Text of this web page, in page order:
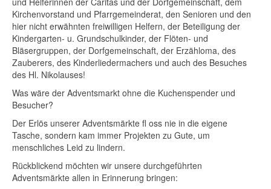
Kirchenvorstand und Pfarrgemeinderat, den Senioren und den
hier nicht erwähnten freiwilligen Helfern, der Beteiligung der
Kindergarten- u. Grundschulkinder, der Flöten- und
Bläsergruppen, der Dorfgemeinschaft, der Erzähloma, des
Zauberers, des Kinderliedermachers und auch des Besuches
des Hl. Nikolauses!
Was wäre der Adventsmarkt ohne die Kuchenspender und
Besucher?
Der Erlös unserer Adventsmärkte fl oss nie in die eigene
Tasche, sondern kam immer Projekten zu Gute, um
menschliches Leid zu lindern.
Rückblickend möchten wir unsere durchgeführten
Adventsmärkte allen in Erinnerung bringen: